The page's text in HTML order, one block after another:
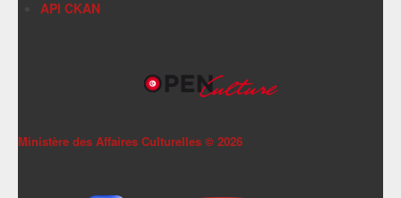
API CKAN
Ministère des Affaires Culturelles © 2026